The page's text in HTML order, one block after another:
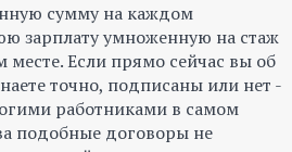
сумму на каждом
зарплату умноженную на стаж
месте. Если прямо сейчас вы об
точно, подписаны или нет -
работниками в самом
подобные договоры не